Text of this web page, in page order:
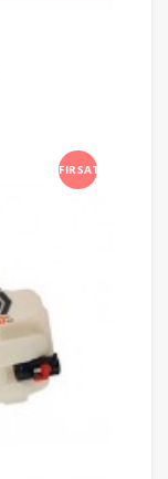
FIRSAT